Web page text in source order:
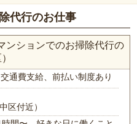
代行のお仕事
ンションでのお掃除代行の
通費支給、前払い制度あり
区付近）